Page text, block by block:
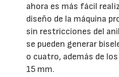
ahora es más fácil
diseño de la máquina
sin restricciones del
se pueden generar
o cuatro, además de
15 mm.